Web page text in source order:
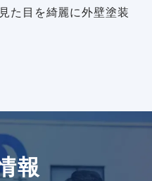
見た目を綺麗に外壁塗装
報